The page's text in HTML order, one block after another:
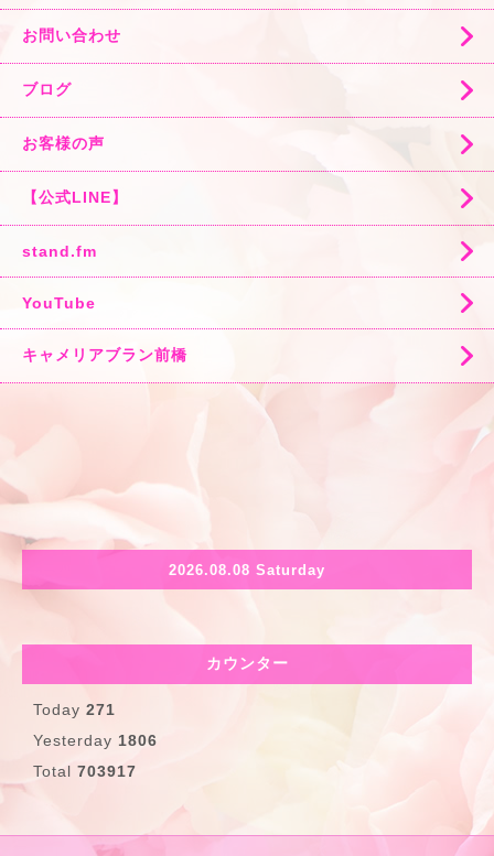
お問い合わせ
ブログ
お客様の声
【公式LINE】
stand.fm
YouTube
キャメリアブラン前橋
2026.08.08 Saturday
カウンター
Today 271
Yesterday 1806
Total 703917